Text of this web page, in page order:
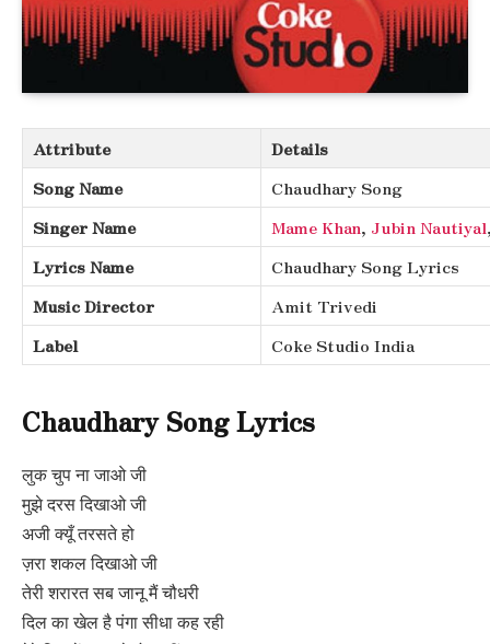
Attribute
Details
Song Name
Chaudhary Song
Singer Name
Mame Khan, Jubin Nautiyal
Lyrics Name
Chaudhary Song Lyrics
Music Director
Amit Trivedi
Label
Coke Studio India
Chaudhary Song Lyrics
लुक चुप ना जाओ जी
मुझे दरस दिखाओ जी
अजी क्यूँ तरसते हो
ज़रा शकल दिखाओ जी
तेरी शरारत सब जानू मैं चौधरी
दिल का खेल है पंगा सीधा कह रही